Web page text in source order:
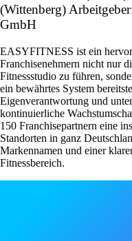
(Wittenberg)
GmbH
EASYFITNESS ist ein
Franchisenehmern nicht nur
Fitnessstudio zu führen,
ein bewährtes System
Eigenverantwortung und
kontinuierliche
150 Franchisepartnern eine
Standorten in ganz
Markennamen und einer
Fitnessbereich.